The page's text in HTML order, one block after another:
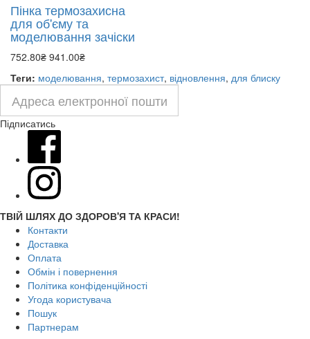
Пінка термозахисна
для об'єму та
моделювання зачіски
752.80₴ 941.00₴
Теги: моделювання, термозахист, відновлення, для блиску
Підписатись
ТВІЙ ШЛЯХ ДО ЗДОРОВ'Я ТА КРАСИ!
Контакти
Доставка
Оплата
Обмін і повернення
Політика конфіденційності
Угода користувача
Пошук
Партнерам